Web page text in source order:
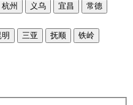
杭州 义乌 宜昌 常德
明 三亚 抚顺 铁岭